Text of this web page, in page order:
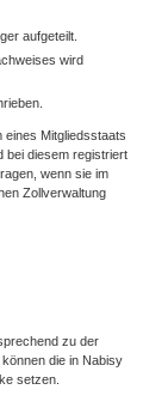
aufgeteilt.
wird
Mitgliedsstaats
bei diesem registriert
wenn sie im
Zollverwaltung
zu der
die in Nabisy
setzen.